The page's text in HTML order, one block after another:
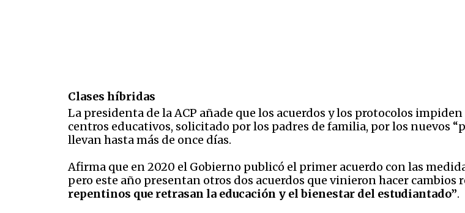
Clases híbridas
La presidenta de la ACP añade que los acuerdos y los protocolos
centros educativos, solicitado por los padres de familia, por los nuevos
llevan hasta más de once días.
Afirma que en 2020 el Gobierno publicó el primer acuerdo con las
pero este año presentan otros dos acuerdos que vinieron hacer
repentinos que retrasan la educación y el bienestar del estudiantado”.